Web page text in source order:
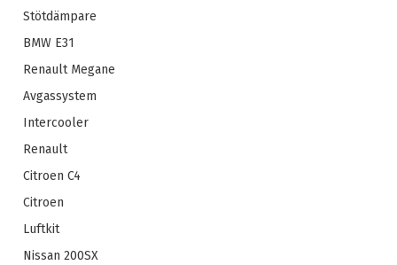
Stötdämpare
BMW E31
Renault Megane
Avgassystem
Intercooler
Renault
Citroen C4
Citroen
Luftkit
Nissan 200SX